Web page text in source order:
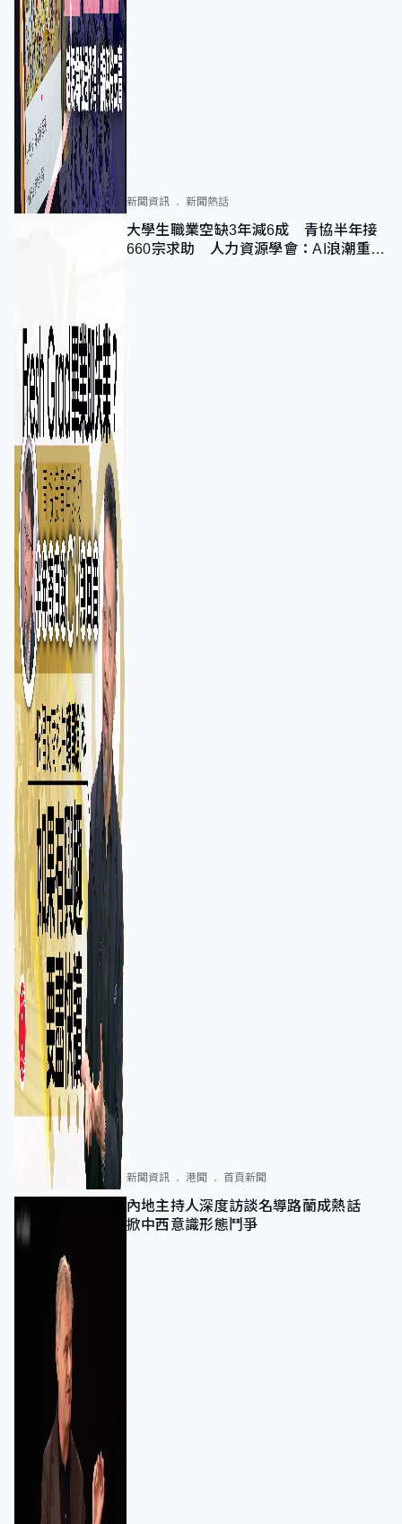
新聞資訊 新聞熱話
大學生職業空缺3年減6成 青協半年接
660宗求助 人力資源學會：AI浪潮重整
新聞資訊 港聞 首頁新聞
內地主持人深度訪談名導路蘭成熱話
掀中西意識形態鬥爭